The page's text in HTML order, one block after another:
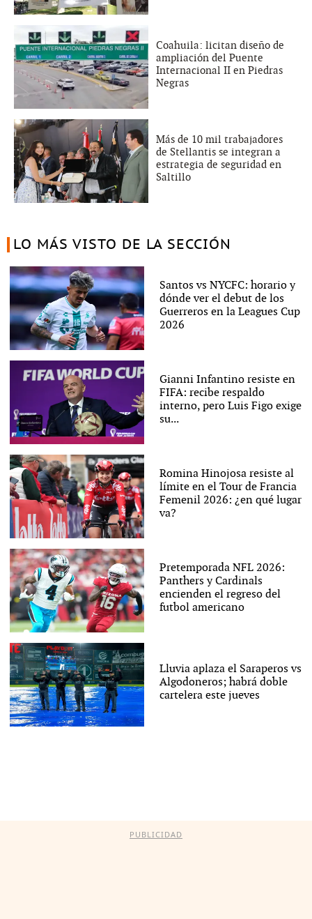
Coahuila: licitan diseño de
ampliación del Puente
Internacional II en Piedras
Negras
Más de 10 mil trabajadores
de Stellantis se integran a
estrategia de seguridad en
Saltillo
LO MÁS VISTO DE LA SECCIÓN
Santos vs NYCFC: horario y
dónde ver el debut de los
Guerreros en la Leagues Cup
2026
Gianni Infantino resiste en
FIFA: recibe respaldo
interno, pero Luis Figo exige
su...
Romina Hinojosa resiste al
límite en el Tour de Francia
Femenil 2026: ¿en qué lugar
va?
Pretemporada NFL 2026:
Panthers y Cardinals
encienden el regreso del
futbol americano
Lluvia aplaza el Saraperos vs
Algodoneros; habrá doble
cartelera este jueves
PUBLICIDAD